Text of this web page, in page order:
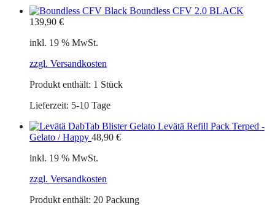
Boundless CFV 2.0 BLACK
139,90 €
inkl. 19 % MwSt.
zzgl. Versandkosten
Produkt enthält: 1 Stück
Lieferzeit: 5-10 Tage
Levätä Refill Pack Terped -
Gelato / Happy 48,90 €
inkl. 19 % MwSt.
zzgl. Versandkosten
Produkt enthält: 20 Packung